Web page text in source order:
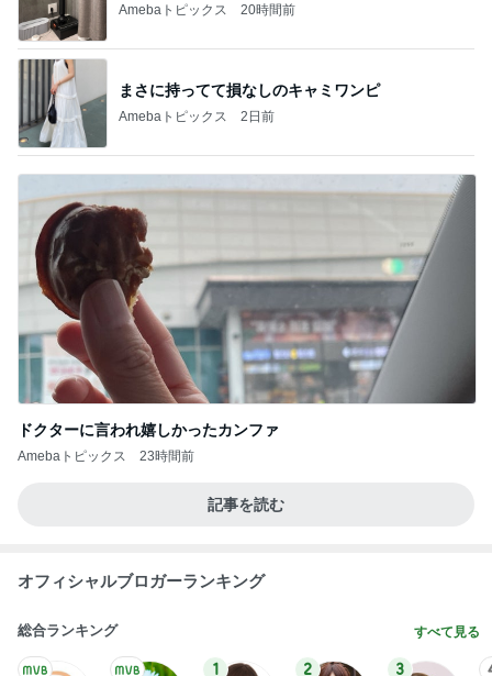
Amebaトピックス 20時間前
まさに持ってて損なしのキャミワンピ
Amebaトピックス 2日前
ドクターに言われ嬉しかったカンファ
Amebaトピックス 23時間前
記事を読む
オフィシャルブロガーランキング
総合ランキング すべて見る
1 2 3